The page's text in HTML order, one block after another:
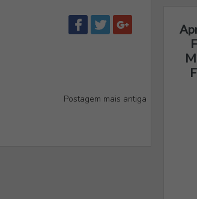
Postagem mais antiga